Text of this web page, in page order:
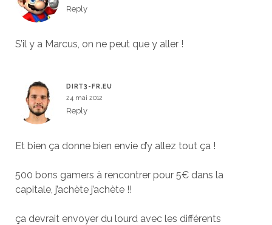
Reply
S’il y a Marcus, on ne peut que y aller !
DIRT3-FR.EU
24 mai 2012
Reply
Et bien ça donne bien envie d’y allez tout ça !
500 bons gamers à rencontrer pour 5€ dans la
capitale, j’achète j’achète !!
ça devrait envoyer du lourd avec les différents